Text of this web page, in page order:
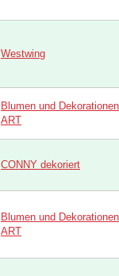
Westwing
Blumen und Dekorationen
ART
CONNY dekoriert
Blumen und Dekorationen
ART